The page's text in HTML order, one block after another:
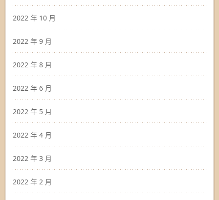
2022 年 10 月
2022 年 9 月
2022 年 8 月
2022 年 6 月
2022 年 5 月
2022 年 4 月
2022 年 3 月
2022 年 2 月